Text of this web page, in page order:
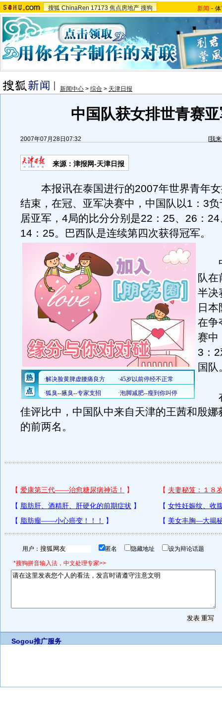
搜狐 ChinaRen 17173 焦点房地产 搜狗 新闻 -
新闻中心 > 综合 > 天津日报
中国队获女排世青赛
2007年07月28日07:32 [我
来源：津报网-天津日报
本报讯在泰国进行的2007年世界青年女
结束，在冠、亚军决赛中，中国队以1：3
居亚军，4局的比分分别是22：25、26：
14：25。巴西队是连续第四次获得冠军。
中
队
半决
日
在争
赛中
3：
国队
在
佳评比中，中国队中来自天津的王茜和殷娜
的前两名。
用户： 匿名 隐藏地址 设为辩论话题
*搜狗拼音输入法，中文处理专家>>
Sogou推广服务